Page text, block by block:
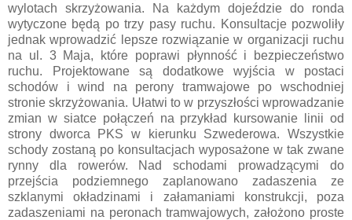
wylotach skrzyżowania. Na każdym dojeździe do ronda
wytyczone będą po trzy pasy ruchu. Konsultacje pozwoliły
jednak wprowadzić lepsze rozwiązanie w organizacji ruchu
na ul. 3 Maja, które poprawi płynność i bezpieczeństwo
ruchu. Projektowane są dodatkowe wyjścia w postaci
schodów i wind na perony tramwajowe po wschodniej
stronie skrzyżowania. Ułatwi to w przyszłości wprowadzanie
zmian w siatce połączeń na przykład kursowanie linii od
strony dworca PKS w kierunku Szwederowa. Wszystkie
schody zostaną po konsultacjach wyposażone w tak zwane
rynny dla rowerów. Nad schodami prowadzącymi do
przejścia podziemnego zaplanowano zadaszenia ze
szklanymi okładzinami i załamaniami konstrukcji, poza
zadaszeniami na peronach tramwajowych, założono proste